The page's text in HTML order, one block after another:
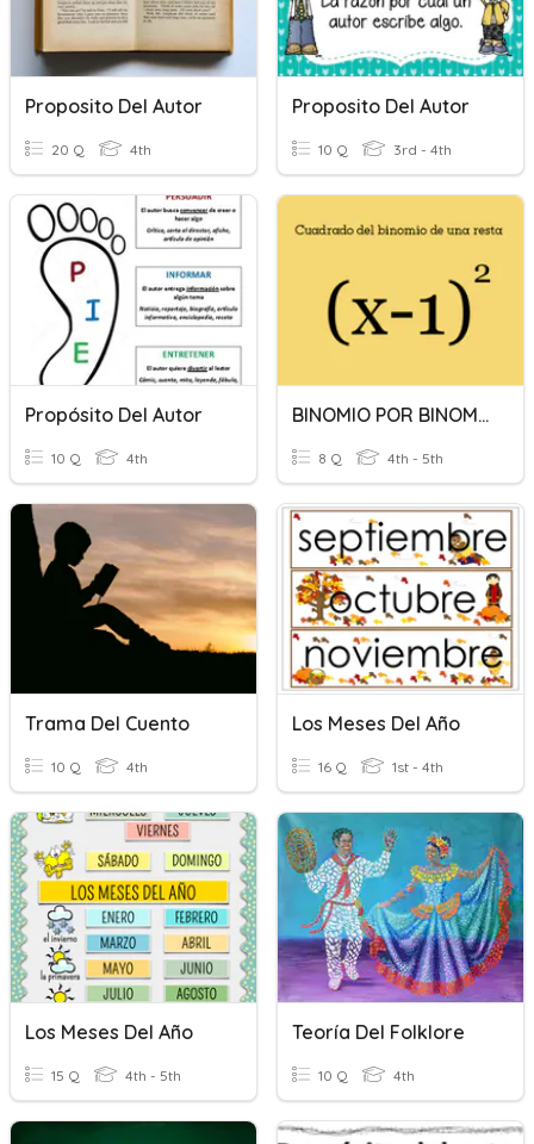
Proposito Del Autor
20 Q 4th
Proposito Del Autor
10 Q 3rd - 4th
Propósito Del Autor
10 Q 4th
BINOMIO POR BINOMIO
8 Q 4th - 5th
Trama Del Cuento
10 Q 4th
Los Meses Del Año
16 Q 1st - 4th
Los Meses Del Año
15 Q 4th - 5th
Teoría Del Folklore
10 Q 4th